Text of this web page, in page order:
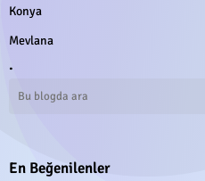
Konya
Mevlana
.
En Beğenilenler